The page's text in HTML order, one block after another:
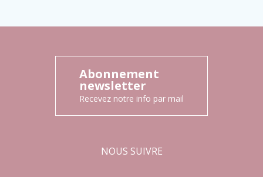
Abonnement
newsletter
Recevez notre info par mail
NOUS SUIVRE